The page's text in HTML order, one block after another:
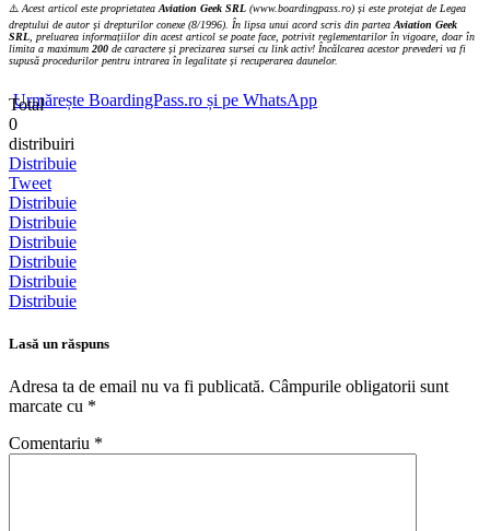
⚠️ Acest articol este proprietatea Aviation Geek SRL (www.boardingpass.ro) și este protejat de Legea
dreptului de autor și drepturilor conexe (8/1996). În lipsa unui acord scris din partea Aviation Geek
SRL , preluarea informațiilor din acest articol se poate face, potrivit reglementarilor în vigoare, doar în
limita a maximum 200 de caractere și precizarea sursei cu link activ! Încălcarea acestor prevederi va fi
supusă procedurilor pentru intrarea în legalitate și recuperarea daunelor.
Urmărește BoardingPass.ro și pe WhatsApp
Total
0
distribuiri
Distribuie
Tweet
Distribuie
Distribuie
Distribuie
Distribuie
Distribuie
Distribuie
Lasă un răspuns
Adresa ta de email nu va fi publicată. Câmpurile obligatorii sunt
marcate cu *
Comentariu *